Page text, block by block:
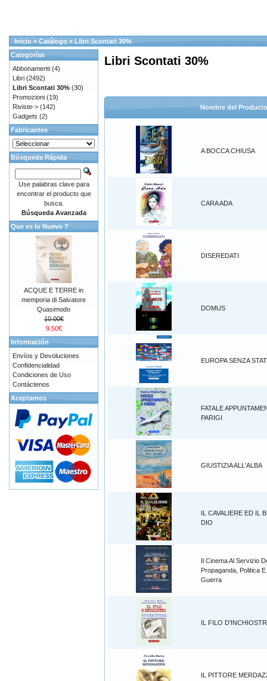
Inicio » Catálogo » Libri Scontati 30%
Libri Scontati 30%
Nombre del
A BOCCA CHIUSA
CARA ADA
DISEREDATI
DOMUS
EUROPA SENZA
FATALE
PARIGI
GIUSTIZIA ALL'ALBA
IL CAVALIERE ED IL
DIO
Il Cinema Al Servizio
Propaganda, Politica
Guerra
IL FILO
IL PITTORE
Categorías
Abbonamenti (4)
Libri (2492)
Libri Scontati 30% (30)
Promozioni (19)
Riviste-> (142)
Gadgets (2)
Fabricantes
Búsqueda Rápida
Use palabras clave para
encontrar el producto que
busca.
Búsqueda Avanzada
Que es lo Nuevo ?
ACQUE E TERRE in
memporia di Salvatore
Quasimodo
10.00€
9.50€
Información
Envíos y Devoluciones
Confidencialidad
Condiciones de Uso
Contáctenos
Aceptamos